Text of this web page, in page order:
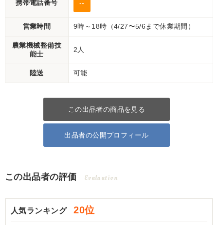
携帯電話番号 --
営業時間 9時～18時（4/27〜5/6まで休業期間）
農業機械整備技
能士
2人
陸送 可能
この出品者の商品を見る
出品者の公開プロフィール
この出品者の評価 Evaluation
人気ランキング 20位